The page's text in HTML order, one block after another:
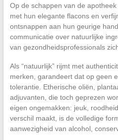
Op de schappen van de
met hun elegante flacons en
ontsnappen aan hun geurige
communicatie over natuurlijke
van gezondheidsprofessionals
Als “natuurlijk” rijmt met
merken, garandeert dat op geen
tolerantie. Etherische oliën,
adjuvanten, die toch geprezen
eigen ongemakken: jeuk,
verschil maakt, is de volledige
aanwezigheid van alcohol,